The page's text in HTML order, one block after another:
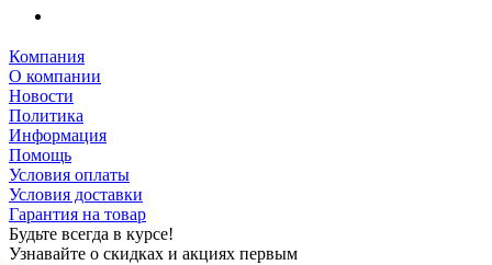
Компания
О компании
Новости
Политика
Информация
Помощь
Условия оплаты
Условия доставки
Гарантия на товар
Будьте всегда в курсе!
Узнавайте о скидках и акциях первым